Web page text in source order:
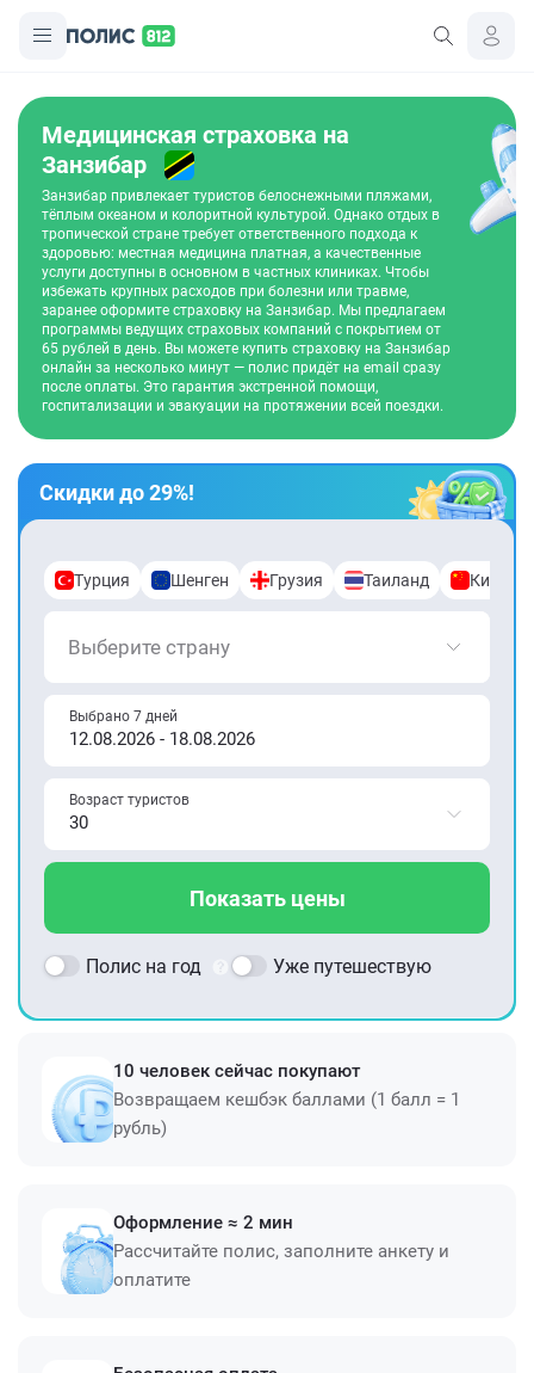
Медицинская страховка на
Занзибар
Занзибар привлекает туристов белоснежными пляжами,
тёплым океаном и колоритной культурой. Однако отдых в
тропической стране требует ответственного подхода к
здоровью: местная медицина платная, а качественные
услуги доступны в основном в частных клиниках. Чтобы
избежать крупных расходов при болезни или травме,
заранее оформите страховку на Занзибар. Мы предлагаем
программы ведущих страховых компаний с покрытием от
65 рублей в день. Вы можете купить страховку на Занзибар
онлайн за несколько минут — полис придёт на email сразу
после оплаты. Это гарантия экстренной помощи,
госпитализации и эвакуации на протяжении всей поездки.
Скидки до 29%!
Турция Шенген Грузия Таиланд Китай
Выберите страну
Выбрано 7 дней
Возраст туристов
Показать цены
Полис на год Уже путешествую
10 человек сейчас покупают
Возвращаем кешбэк баллами (1 балл = 1
рубль)
Оформление ≈ 2 мин
Рассчитайте полис, заполните анкету и
оплатите